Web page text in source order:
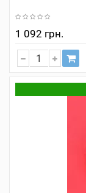
1 092 грн.